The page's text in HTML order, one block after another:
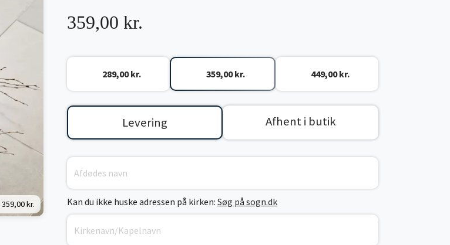
359,00 kr.
359,00 kr.
289,00 kr. 359,00 kr. 449,00 kr.
Levering Afhent i butik
Kan du ikke huske adressen på kirken: Søg på sogn.dk